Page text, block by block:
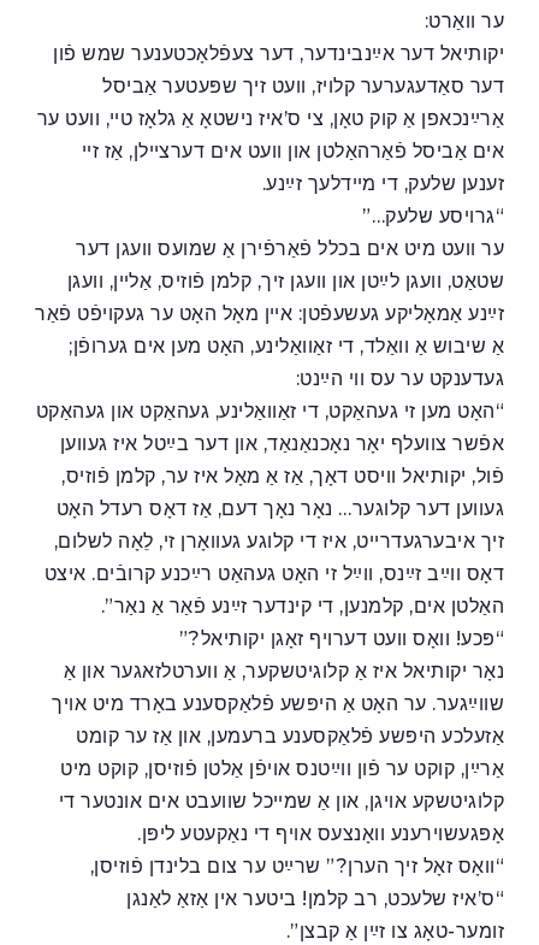
ער וואַרט:
יקותיאל דער אײַנבינדער, דער צעפֿלאָכטענער שמש פֿון
דער סאַדעגערער קלויז, וועט זיך שפּעטער אַביסל
אַרײַנכאפן אַ קוק טאָן, צי ס’איז נישטאָ אַ גלאָז טײ, וועט ער
אים אַביסל פֿאַרהאַלטן און וועט אים דערצײלן, אַז זײ
זענען שלעק, די מײדלעך זײַנע.
“גרויסע שלעק…”
ער וועט מיט אים בכלל פֿאַרפֿירן אַ שמועס וועגן דער
שטאַט, וועגן לײַטן און וועגן זיך, קלמן פֿוזיס, אַלײן, וועגן
זײַנע אַמאָליקע געשעפֿטן: אײן מאָל האָט ער געקויפֿט פֿאַר
אַ שיבוש אַ וואַלד, די זאַוואַלינע, האָט מען אים גערופֿן;
געדענקט ער עס ווי הײַנט:
“האָט מען זי געהאַקט, די זאַוואַלינע, געהאַקט און געהאַקט
אפֿשר צוועלף יאָר נאָכנאַנאַד, און דער בײַטל איז געווען
פֿול, יקותיאל וויסט דאָך, אַז אַ מאָל איז ער, קלמן פֿוזיס,
געווען דער קלוגער… נאָר נאָך דעם, אַז דאָס רעדל האָט
זיך איבערגעדרייט, איז די קלוגע געוואָרן זי, לֵאָה לשלום,
דאָס ווײַב זײַנס, ווײַל זי האָט געהאַט רײַכנע קרובֿים. איצט
האַלטן אים, קלמנען, די קינדער זײַנע פֿאַר אַ נאַר”.
“פּכע! וואָס וועט דערויף זאָגן יקותיאל?”
נאָר יקותיאל איז אַ קלוגיטשקער, אַ ווערטלזאגער און אַ
שווײַגער. ער האָט אַ היפּשע פֿלאַקסענע באָרד מיט אויך
אַזעלכע היפּשע פֿלאַקסענע ברעמען, און אַז ער קומט
אַרײַן, קוקט ער פֿון ווײַטנס אויפֿן אַלטן פֿוזיסן, קוקט מיט
קלוגיטשקע אויגן, און אַ שמײכל שוועבט אים אונטער די
אָפּגעשוירענע וואָנצעס אויף די נאַקעטע ליפּן.
“וואָס זאָל זיך הערן?” שרײַט ער צום בלינדן פֿוזיסן,
“ס’איז שלעכט, רב קלמן! ביטער אין אַזאַ לאַנגן
זומער-טאָג צו זײַן אַ קבצן”.